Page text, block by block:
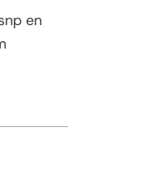
en